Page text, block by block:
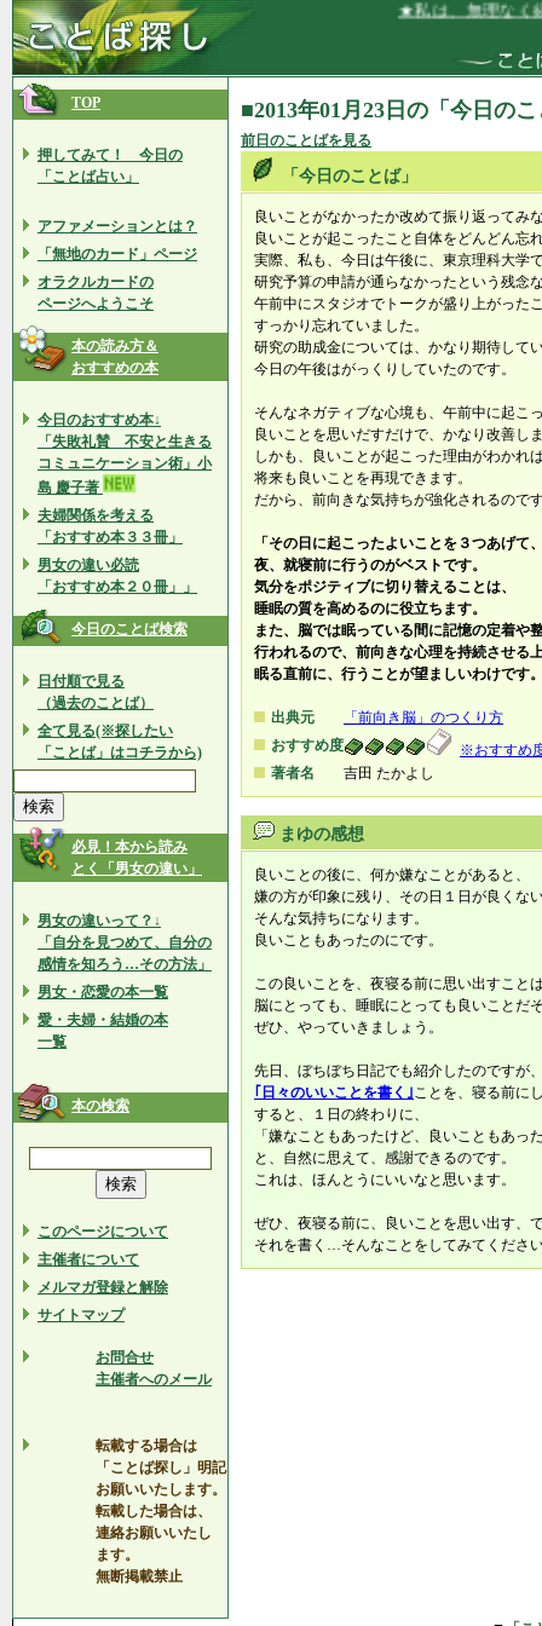
★私は、無理なく経
TOP
押してみて！ 今日の
「ことば占い」
アファメーションとは？
「無地のカード」ページ
オラクルカードの
ページへようこそ
本の読み方＆
おすすめの本
今日のおすすめ本↓
「失敗礼賛 不安と生きる
コミュニケーション術」小
島 慶子著
夫婦関係を考える
「おすすめ本３３冊」
男女の違い必読
「おすすめ本２０冊」」
今日のことば検索
日付順で見る
（過去のことば）
全て見る(※探したい
「ことば」はコチラから)
必見！本から読み
とく「男女の違い」
男女の違いって？↓
「自分を見つめて、自分の
感情を知ろう…その方法」
男女・恋愛の本一覧
愛・夫婦・結婚の本
一覧
本の検索
このページについて
主催者について
メルマガ登録と解除
サイトマップ
お問合せ
主催者へのメール
転載する場合は
「ことば探し」明記
お願いいたします。
転載した場合は、
連絡お願いいたし
ます。
無断掲載禁止
■2013年01月23日の「今日の
前日のことばを見る
「今日のことば」
良いことがなかったか改めて振り返ってみ
良いことが起こったこと自体をどんどん忘
実際、私も、今日は午後に、東京理科大学
研究予算の申請が通らなかったという残念
午前中にスタジオでトークが盛り上がった
すっかり忘れていました。
研究の助成金については、かなり期待して
今日の午後はがっくりしていたのです。
そんなネガティブな心境も、午前中に起こ
良いことを思いだすだけで、かなり改善し
しかも、良いことが起こった理由がわかれ
将来も良いことを再現できます。
だから、前向きな気持ちが強化されるので
「その日に起こったよいことを３つあげて
夜、就寝前に行うのがベストです。
気分をポジティブに切り替えることは、
睡眠の質を高めるのに役立ちます。
また、脳では眠っている間に記憶の定着や
行われるので、前向きな心理を持続させる
眠る直前に、行うことが望ましいわけです
出典元
「前向き脳」のつくり方
おすすめ度
※おすすめ
著者名
吉田 たかよし
まゆの感想
良いことの後に、何か嫌なことがあると、
嫌の方が印象に残り、その日１日が良くな
そんな気持ちになります。
良いこともあったのにです。
この良いことを、夜寝る前に思い出すこと
脳にとっても、睡眠にとっても良いことだ
ぜひ、やっていきましょう。
先日、ぼちぼち日記でも紹介したのですが
｢日々のいいことを書く｣ことを、寝る前に
すると、１日の終わりに、
「嫌なこともあったけど、良いこともあっ
と、自然に思えて、感謝できるのです。
これは、ほんとうにいいなと思います。
ぜひ、夜寝る前に、良いことを思い出す、
それを書く…そんなことをしてみてくださ